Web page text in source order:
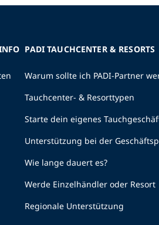
PADI TAUCHCENTER & RESORTS
Warum sollte ich PADI-Partner
Tauchcenter- & Resorttypen
Starte dein eigenes
Unterstützung bei der
Wie lange dauert es?
Werde Einzelhändler oder Resort
Regionale Unterstützung